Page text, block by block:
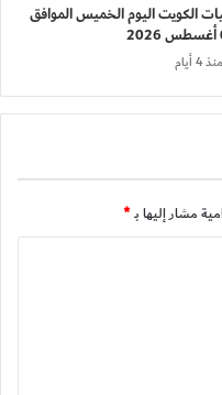
الكويت اليوم الخميس الموافق
منذ 4 أيام
مشار إليها بـ*